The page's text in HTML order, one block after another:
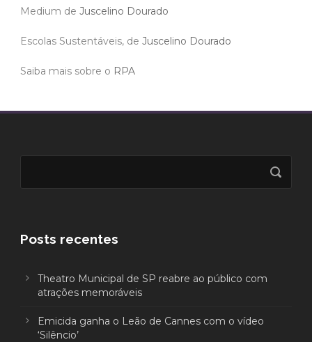
Medium de Juscelino Dourado
Escolas Sustentáveis, de Juscelino Dourado
Saiba mais sobre o RPA
Posts recentes
Theatro Municipal de SP reabre ao público com
atrações memoráveis
Emicida ganha o Leão de Cannes com o vídeo
‘Silêncio’